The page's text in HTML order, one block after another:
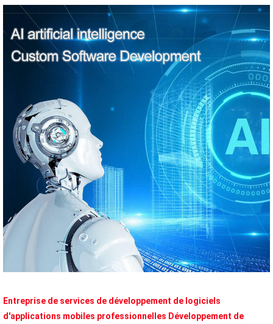
Entreprise de services de développement de logiciels
d'applications mobiles professionnelles Développement de